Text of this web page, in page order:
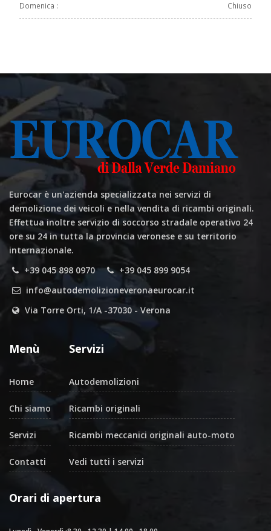
Domenica : Chiuso
Eurocar è un'azienda specializzata nei servizi di
demolizione dei veicoli e nella vendita di ricambi originali.
Effettua inoltre servizio di soccorso stradale operativo 24
ore su 24 in tutta la provincia veronese e su territorio
internazionale.
+39 045 898 0970
+39 045 899 9054
info@autodemolizioneveronaeurocar.it
Via Torre Orti, 1/A -37030 - Verona
Menù
Home
Chi siamo
Servizi
Contatti
Servizi
Autodemolizioni
Ricambi originali
Ricambi meccanici originali auto-moto
Vedi tutti i servizi
Orari di apertura